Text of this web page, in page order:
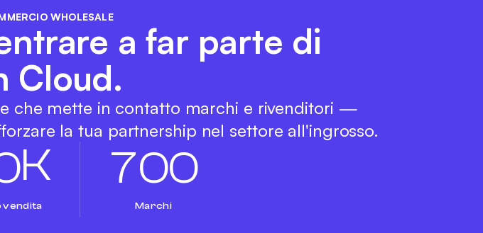
WHOLESALE
a far parte di
Cloud.
che mette in contatto marchi e rivenditori —
la tua partnership nel settore all'ingrosso.
K
vendita
700
Marchi